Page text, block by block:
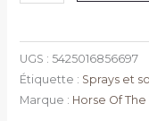
UGS : 5425016856697
Étiquette : Sprays et
Marque : Horse Of